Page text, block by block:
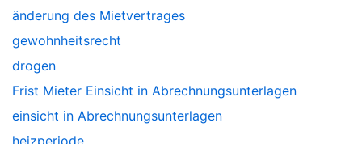
änderung des Mietvertrages
gewohnheitsrecht
drogen
Frist Mieter Einsicht in Abrechnungsunterlagen
einsicht in Abrechnungsunterlagen